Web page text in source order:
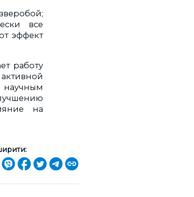
все
эффект
работу
на